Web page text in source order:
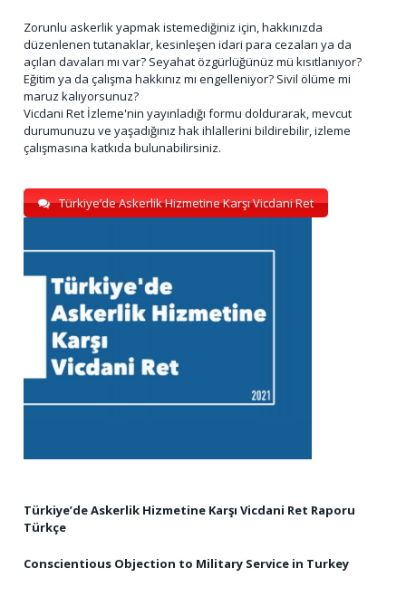
Zorunlu askerlik yapmak istemediğiniz için, hakkınızda
düzenlenen tutanaklar, kesinleşen idari para cezaları ya da
açılan davaları mı var? Seyahat özgürlüğünüz mü kısıtlanıyor?
Eğitim ya da çalışma hakkınız mı engelleniyor? Sivil ölüme mi
maruz kalıyorsunuz?
Vicdani Ret İzleme'nin yayınladığı formu doldurarak, mevcut
durumunuzu ve yaşadığınız hak ihlallerini bildirebilir, izleme
çalışmasına katkıda bulunabilirsiniz.
Türkiye’de Askerlik Hizmetine Karşı Vicdani Ret
Türkiye’de Askerlik Hizmetine Karşı Vicdani Ret Raporu
Türkçe
Conscientious Objection to Military Service in Turkey